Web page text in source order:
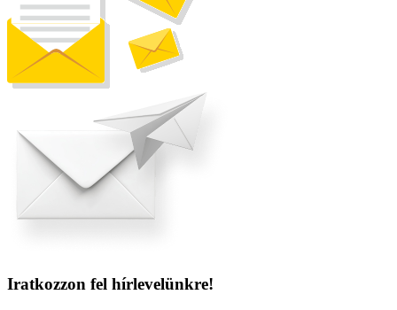
Iratkozzon fel hírlevelünkre!